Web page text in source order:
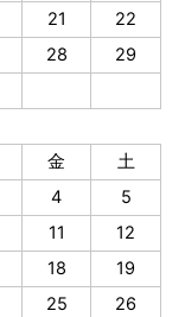
21
22
28
29
金
土
4
5
11
12
18
19
25
26